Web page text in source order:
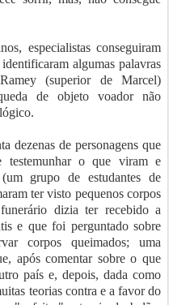
especialistas conseguiram
algumas palavras
(superior de Marcel)
de objeto voador não
dezenas de personagens que
testemunhar o que viram e
(um grupo de estudantes de
ter visto pequenos corpos
dizia ter recebido a
e que foi perguntado sobre
corpos queimados; uma
após comentar sobre o que
país e, depois, dada como
teorias contra e a favor do